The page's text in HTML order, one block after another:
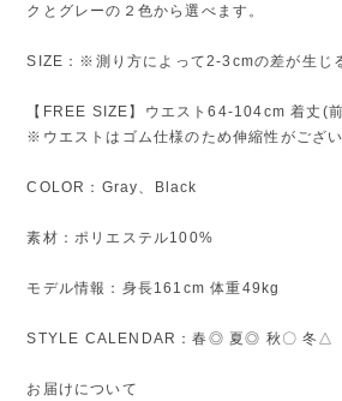
クとグレーの２色から選べます。
SIZE：※測り方によって2-3cmの差が生じ
【FREE SIZE】ウエスト64-104cm 着丈(
※ウエストはゴム仕様のため伸縮性がござい
COLOR：Gray、Black
素材：ポリエステル100%
モデル情報：身長161cm 体重49kg
STYLE CALENDAR：春◎ 夏◎ 秋〇 冬△
お届けについて